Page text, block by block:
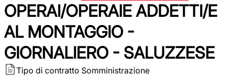
OPERAI/OPERAIE ADDETTI/E
AL MONTAGGIO -
GIORNALIERO - SALUZZESE
Tipo di contratto Somministrazione